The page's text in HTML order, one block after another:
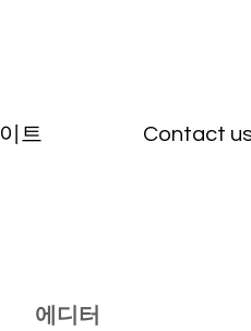
트 Contact
에디터